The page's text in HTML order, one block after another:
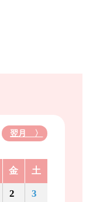
翌月 〉
金 土
2 3